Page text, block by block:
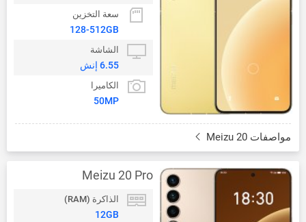
سعة التخزين
128-512GB
الشاشة
6.55 إنش
الكاميرا
50MP
مواصفات Meizu 20
Meizu 20 Pro
الذاكرة (RAM)
12GB